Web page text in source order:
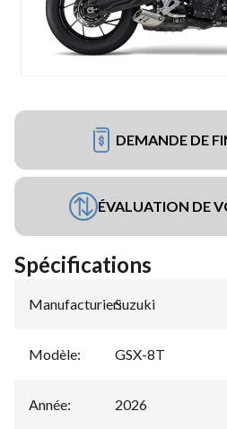
DEMANDE DE
ÉVALUATION DE
Spécifications
Manufacturier:
Suzuki
Modèle: GSX-8T
Année: 2026